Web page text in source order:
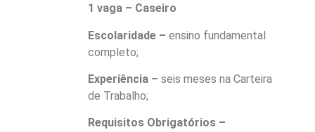
1 vaga – Caseiro
Escolaridade – ensino fundamental
completo;
Experiência – seis meses na Carteira
de Trabalho;
Requisitos Obrigatórios –